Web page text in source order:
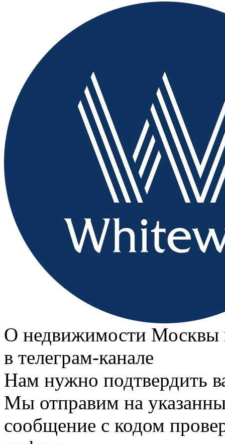
О недвижимости Москвы
в телеграм‑канале
Нам нужно подтвердить
Мы отправим на
сообщение с кодом